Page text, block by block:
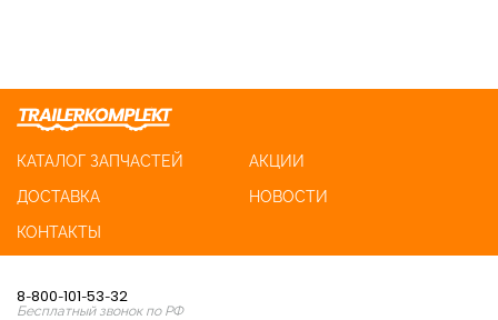
КАТАЛОГ ЗАПЧАСТЕЙ
АКЦИИ
ДОСТАВКА
НОВОСТИ
КОНТАКТЫ
8-800-101-53-32
Бесплатный звонок по РФ